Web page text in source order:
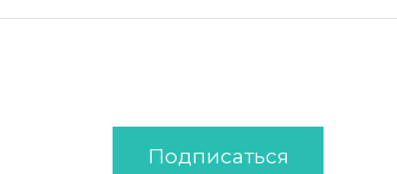
Подписаться